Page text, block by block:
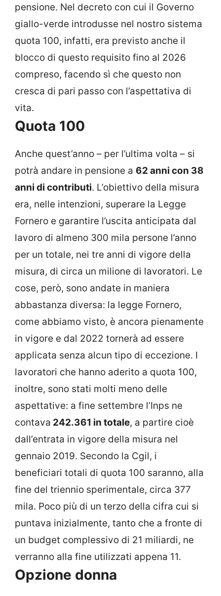
pensione. Nel decreto con cui il Governo
giallo-verde introdusse nel nostro sistema
quota 100, infatti, era previsto anche il
blocco di questo requisito fino al 2026
compreso, facendo sì che questo non
cresca di pari passo con l’aspettativa di
vita.
Quota 100
Anche quest’anno – per l’ultima volta – si
potrà andare in pensione a 62 anni con 38
anni di contributi. L’obiettivo della misura
era, nelle intenzioni, superare la Legge
Fornero e garantire l’uscita anticipata dal
lavoro di almeno 300 mila persone l’anno
per un totale, nei tre anni di vigore della
misura, di circa un milione di lavoratori. Le
cose, però, sono andate in maniera
abbastanza diversa: la legge Fornero,
come abbiamo visto, è ancora pienamente
in vigore e dal 2022 tornerà ad essere
applicata senza alcun tipo di eccezione. I
lavoratori che hanno aderito a quota 100,
inoltre, sono stati molti meno delle
aspettative: a fine settembre l’Inps ne
contava 242.361 in totale, a partire cioè
dall’entrata in vigore della misura nel
gennaio 2019. Secondo la Cgil, i
beneficiari totali di quota 100 saranno, alla
fine del triennio sperimentale, circa 377
mila. Poco più di un terzo della cifra cui si
puntava inizialmente, tanto che a fronte di
un budget complessivo di 21 miliardi, ne
verranno alla fine utilizzati appena 11.
Opzione donna